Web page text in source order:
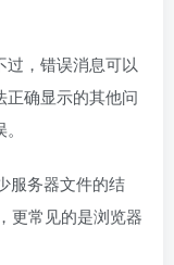
过，错误消息可以
正确显示的其他问
服务器文件的结
更常见的是浏览器